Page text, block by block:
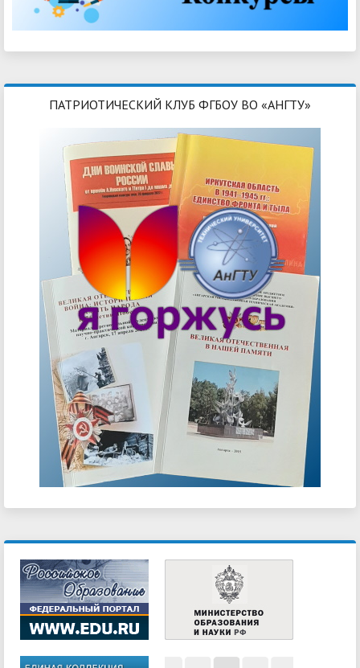
ПАТРИОТИЧЕСКИЙ КЛУБ ФГБОУ ВО «АНГТУ»